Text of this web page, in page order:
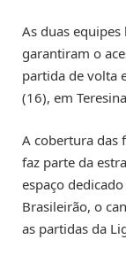
As duas
garantiram o
partida de volta
(16), em
A cobertura das
faz parte da
espaço
Brasileirão, o
as partidas da